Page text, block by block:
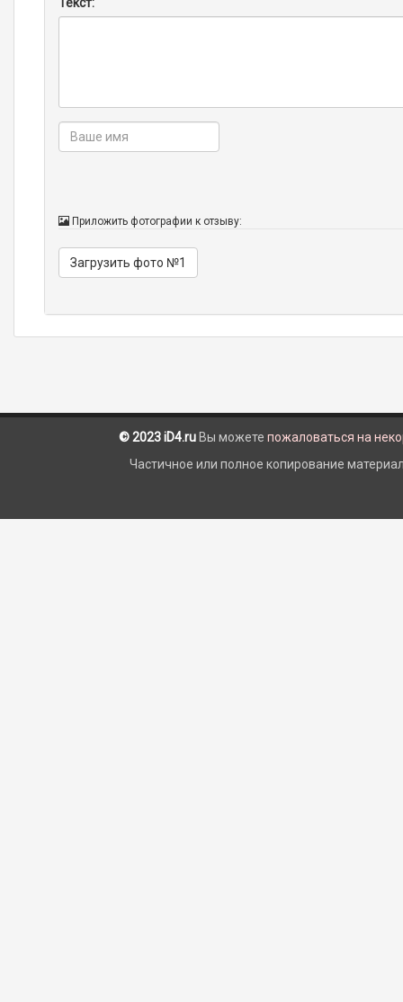
Приложить фотографии к отзыву:
Загрузить фото №1
© 2023 iD4.ruВы можете пожаловаться на
Частичное или полное копирование